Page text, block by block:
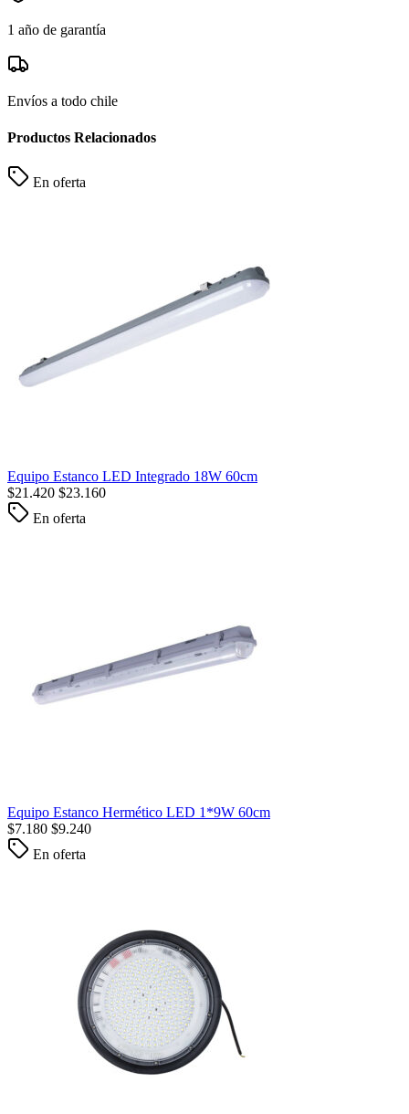
1 año de garantía
Envíos a todo chile
Productos Relacionados
En oferta
Equipo Estanco LED Integrado 18W 60cm
$21.420 $23.160
En oferta
Equipo Estanco Hermético LED 1*9W 60cm
$7.180 $9.240
En oferta